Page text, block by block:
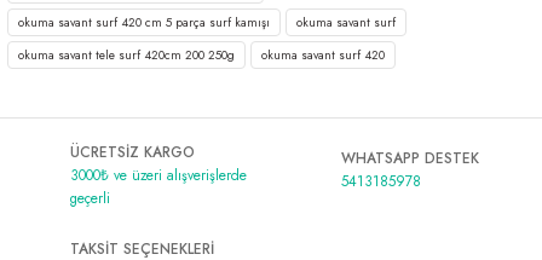
6.401,00 ₺
okuma savant surf 420 cm 5 parça surf kamışı
okuma savant surf
okuma savant tele surf 420cm 200 250g
okuma savant surf 420
ÜCRETSİZ KARGO
3000₺ ve üzeri alışverişlerde
geçerli
WHATSAPP DESTEK
5413185978
TAKSİT SEÇENEKLERİ